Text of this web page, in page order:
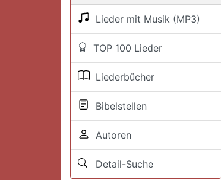
Lieder mit Musik (MP3)
TOP 100 Lieder
Liederbücher
Bibelstellen
Autoren
Detail-Suche